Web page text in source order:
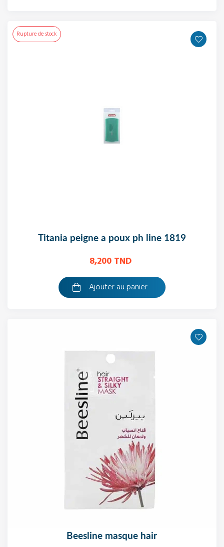
Rupture de stock
titania peigne a poux ph line 1819
8,200 TND
Ajouter au panier
beesline masque hair